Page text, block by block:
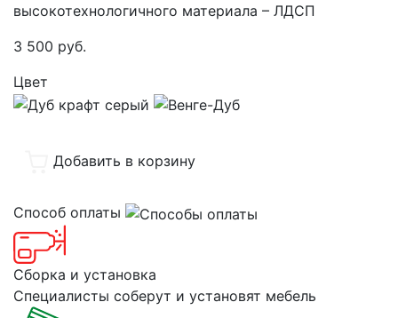
высокотехнологичного материала – ЛДСП
3 500 руб.
Цвет
Добавить в корзину
Способ оплаты
Сборка и установка
Специалисты соберут и установят мебель